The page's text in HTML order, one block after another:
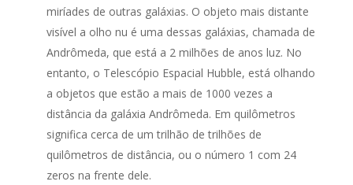
miríades de outras galáxias. O objeto mais distante
visível a olho nu é uma dessas galáxias, chamada de
Andrômeda, que está a 2 milhões de anos luz. No
entanto, o Telescópio Espacial Hubble, está olhando
a objetos que estão a mais de 1000 vezes a
distância da galáxia Andrômeda. Em quilômetros
significa cerca de um trilhão de trilhões de
quilômetros de distância, ou o número 1 com 24
zeros na frente dele.